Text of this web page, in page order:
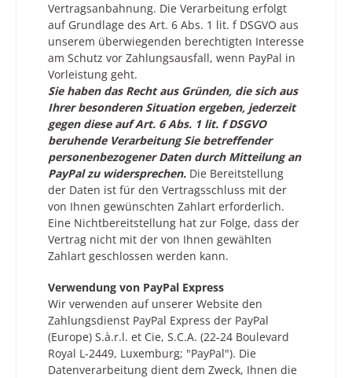
Vertragsanbahnung. Die Verarbeitung erfolgt
auf Grundlage des Art. 6 Abs. 1 lit. f DSGVO aus
unserem überwiegenden berechtigten Interesse
am Schutz vor Zahlungsausfall, wenn PayPal in
Vorleistung geht.
Sie haben das Recht aus Gründen, die sich aus
Ihrer besonderen Situation ergeben, jederzeit
gegen diese auf Art. 6 Abs. 1 lit. f DSGVO
beruhende Verarbeitung Sie betreffender
personenbezogener Daten durch Mitteilung an
PayPal zu widersprechen. Die Bereitstellung
der Daten ist für den Vertragsschluss mit der
von Ihnen gewünschten Zahlart erforderlich.
Eine Nichtbereitstellung hat zur Folge, dass der
Vertrag nicht mit der von Ihnen gewählten
Zahlart geschlossen werden kann.
Verwendung von PayPal Express
Wir verwenden auf unserer Website den
Zahlungsdienst PayPal Express der PayPal
(Europe) S.à.r.l. et Cie, S.C.A. (22-24 Boulevard
Royal L-2449, Luxemburg; "PayPal"). Die
Datenverarbeitung dient dem Zweck, Ihnen die